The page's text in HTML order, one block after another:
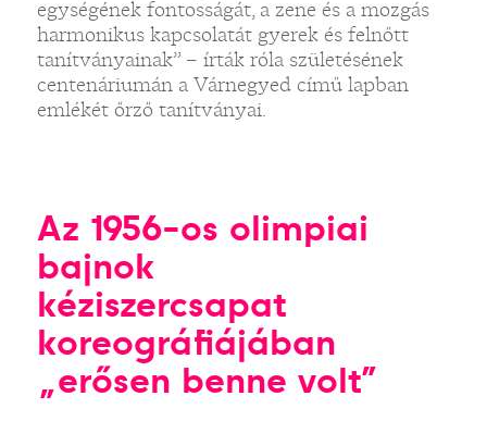
egységének fontosságát, a zene és a mozgás
harmonikus kapcsolatát gyerek és felnőtt
tanítványainak” – írták róla születésének
centenáriumán a Várnegyed című lapban
emlékét őrző tanítványai.
Az 1956-os olimpiai
bajnok
kéziszercsapat
koreográfiájában
„erősen benne volt”